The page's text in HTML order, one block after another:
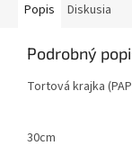
Popis Diskusia
Podrobný
Tortová
30cm